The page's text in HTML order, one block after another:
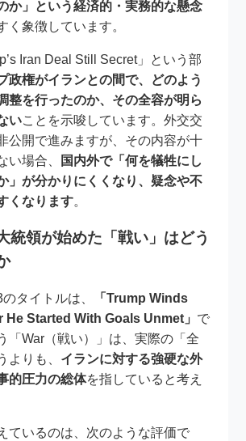
か」という経済的・実務的な懸念
く象徴しています。
Iran Deal Still Secret」という部
政権がイランとの間で、どのよう
整を行ったのか、その全容が明ら
いことを示唆しています。外交交
公開で進みますが、その内容が十
い場合、
国内外で「何を犠牲にし
」が分かりにくくなり、疑念や不
くなります。
統領が始めた「戦い」はどう
タイトルは、
「Trump Winds
He Started With Goals Unmet」 で
「War（戦い）」は、実際の「全
よりも、 イランに対する強硬な外
的圧力の総体を指していると考え
ているのは、次のような評価で